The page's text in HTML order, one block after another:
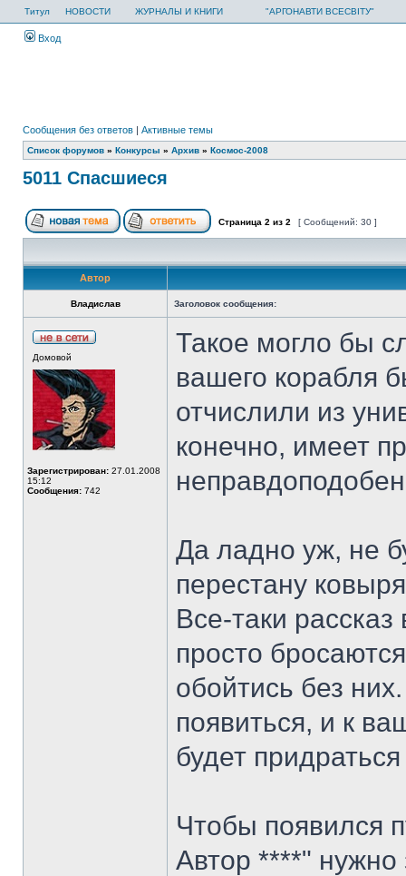
Титул НОВОСТИ ЖУРНАЛЫ И КНИГИ "АРГОНАВТИ ВСЕСВІТУ"
Вход
Сообщения без ответов | Активные темы
Список форумов » Конкурсы » Архив » Космос-2008
5011 Спасшиеся
Страница 2 из 2 [ Сообщений: 30 ]
Автор
Владислав Заголовок сообщения:
Домовой
Зарегистрирован: 27.01.2008
15:12
Сообщения: 742
Такое могло бы
вашего корабля
отчислили из
конечно, имеет
Да ладно уж, не
перестану
Все-таки
просто
обойтись без
появиться, и к
будет
Чтобы появился
Автор ****"